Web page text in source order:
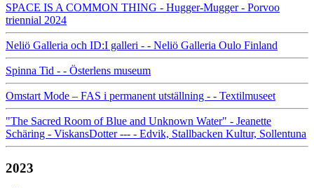
SPACE IS A COMMON THING - Hugger-Mugger - Porvoo
triennial 2024
Neliö Galleria och ID:I galleri - - Neliö Galleria Oulo Finland
Spinna Tid - - Österlens museum
Omstart Mode – FAS i permanent utställning - - Textilmuseet
"The Sacred Room of Blue and Unknown Water" - Jeanette
Schäring - ViskansDotter --- - Edvik, Stallbacken Kultur, Sollentuna
2023